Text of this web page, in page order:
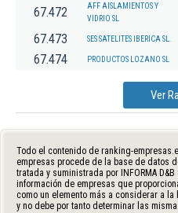
67.472
AFF AISLAMIENTOS Y
VIDRIO SL
67.473 SES SATELITES IBERICA SL.
67.474 PRODUCTOS LOZANO SL
Ver
Todo el contenido de ranking-
empresas procede de la base de datos
tratada y suministrada por INFORMA D&B
información de empresas que
como un elemento más a considerar a
y no debe por tanto determinar las